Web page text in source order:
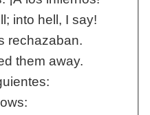
into hell, I say!
rechazaban.
them away.